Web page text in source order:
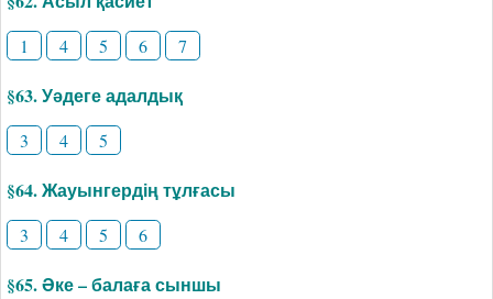
1 4 5 6 7
§63. Уәдеге адалдық
3 4 5
§64. Жауынгердің тұлғасы
3 4 5 6
§65. Әке – балаға сыншы